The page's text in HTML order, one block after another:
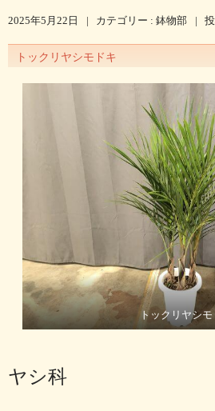
2025年5月22日 | カテゴリー : 鉢物部 |
トックリヤシモドキ
トックリヤシモ
ヤシ科